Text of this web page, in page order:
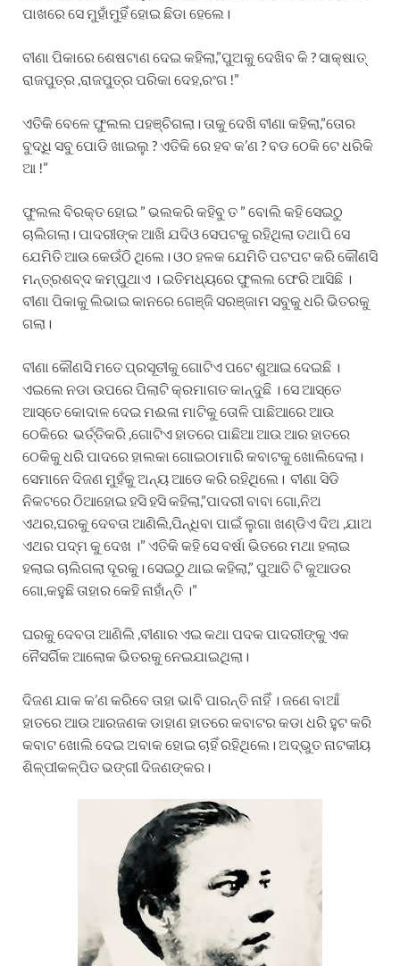
ପାଖରେ ସେ ମୁହାଁମୁହିଁ ହୋଇ ଛିଡା ହେଲେ।
ବୀଣା ପିକାରେ ଶେଷଟାଣ ଦେଇ କହିଲା,”ପୁଅକୁ ଦେଖିବ କି ? ସାକ୍ଷାତ୍
ରାଜପୁତ୍ର ,ରାଜପୁତ୍ର ପରିକା ଦେହ,ରଂଗ !”
ଏତିକି ବେଳେ ଫୁଲଲ ପହଞ୍ଚିଗଲା। ତାକୁ ଦେଖି ବୀଣା କହିଲା,”ତୋର
ବୁଦ୍ଧି ସବୁ ପୋଡି ଖାଇଲୁ ? ଏତିକି ରେ ହବ କ’ଣ ? ବଡ ଠେକି ଟେ ଧରିକି
ଆ !”
ଫୁଲଲ ବିରକ୍ତ ହୋଇ ” ଭଲକରି କହିବୁ ତ ” ବୋଲି କହି ସେଇଠୁ
ଚାଲିଗଲା। ପାଦରୀଙ୍କ ଆଖି ଯଦିଓ ସେପଟକୁ ରହିଥିଲା ତଥାପି ସେ
ଯେମିତି ଆଉ କେଉଁଠି ଥିଲେ। ଓଠ ହଳକ ଯେମିତି ପଟପଟ କରି କୌଣସି
ମନ୍ତ୍ରଶବ୍ଦ କମ୍ପୁଥାଏ । ଇତିମଧ୍ୟରେ ଫୁଲଲ ଫେରି ଆସିଛି ।
ବୀଣା ପିକାକୁ ଲିଭାଇ କାନରେ ଗେଞ୍ଜି ସରଞ୍ଜାମ ସବୁକୁ ଧରି ଭିତରକୁ
ଗଲା।
ବୀଣା କୌଣସି ମତେ ପ୍ରସୂତୀକୁ ଗୋଟିଏ ପଟେ ଶୁଆଇ ଦେଇଛି ।
ଏଇଲେ ନଡା ଉପରେ ପିଲାଟି କ୍ରମାଗତ କାନ୍ଦୁଛି । ସେ ଆସ୍ତେ
ଆସ୍ତେ କୋଦାଳ ଦେଇ ମଈଳା ମାଟିକୁ ତୋଳି ପାଛିଆରେ ଆଉ
ଠେକିରେ ଭର୍ତ୍ତିକରି ,ଗୋଟିଏ ହାତରେ ପାଛିଆ ଆଉ ଆର ହାତରେ
ଠେକିକୁ ଧରି ପାଦରେ ହାଲକା ଗୋଇଠାମାରି କବାଟକୁ ଖୋଲିଦେଲା।
ସେମାନେ ଦିଜଣ ମୁହଁକୁ ଅନ୍ୟ ଆଡେ କରି ରହିଥିଲେ। ବୀଣା ସିଡି
ନିକଟରେ ଠିଆହୋଇ ହସି ହସି କହିଲା,”ପାଦରୀ ବାବା ଗୋ,ନିଅ
ଏଥର,ଘରକୁ ଦେବତା ଆଣିଲି,ପିନ୍ଧିବା ପାଇଁ ଲୁଗା ଖଣ୍ଡିଏ ଦିଅ ,ଯାଅ
ଏଥର ପଦ୍ମ କୁ ଦେଖ ।” ଏତିକି କହି ସେ ବର୍ଷା ଭିତରେ ମଥା ହଲାଇ
ହଲାଇ ଚାଲିଗଲା ଦୂରକୁ। ସେଇଠୁ ଥାଇ କହିଲା,” ପୁଆତି ଟି କୁଆଡର
ଗୋ,କହୁଛି ତାହାର କେହି ନାହାଁନ୍ତି ।”
ଘରକୁ ଦେବତା ଆଣିଲି ,ବୀଣାର ଏଇ କଥା ପଦକ ପାଦରୀଙ୍କୁ ଏକ
ନୈସର୍ଗିକ ଆଲୋକ ଭିତରକୁ ନେଇଯାଇଥିଲା।
ଦିଜଣ ଯାକ କ’ଣ କରିବେ ତାହା ଭାବି ପାରନ୍ତି ନାହିଁ । ଜଣେ ବାଆଁ
ହାତରେ ଆଉ ଆରଜଣକ ଡାହାଣ ହାତରେ କବାଟର କଡା ଧରି ହୁଟ କରି
କବାଟ ଖୋଲି ଦେଇ ଅବାକ ହୋଇ ଚାହିଁ ରହିଥିଲେ। ଅଦ୍ଭୁତ ନାଟକୀୟ
ଶିଳ୍ପୀକଳ୍ପିତ ଭଙ୍ଗୀ ଦିଜଣଙ୍କର।